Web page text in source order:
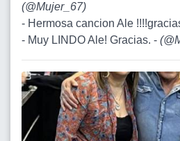
(@Mujer_67)
- Hermosa cancion Ale
- Muy LINDO Ale! Gracias. - (